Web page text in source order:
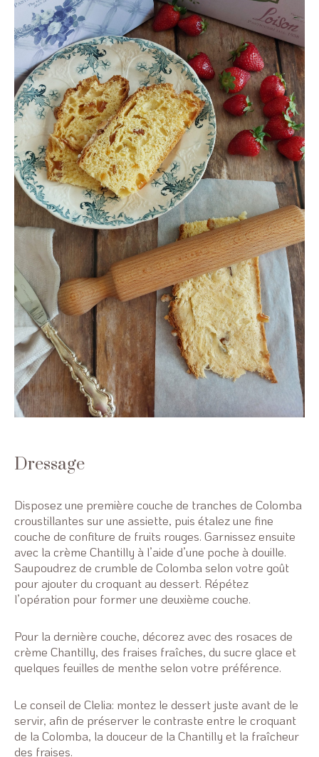
Dressage
Disposez une première couche de tranches de Colomba
croustillantes sur une assiette, puis étalez une fine
couche de confiture de fruits rouges. Garnissez ensuite
avec la crème Chantilly à l’aide d’une poche à douille.
Saupoudrez de crumble de Colomba selon votre goût
pour ajouter du croquant au dessert. Répétez
l’opération pour former une deuxième couche.
Pour la dernière couche, décorez avec des rosaces de
crème Chantilly, des fraises fraîches, du sucre glace et
quelques feuilles de menthe selon votre préférence.
Le conseil de Clelia: montez le dessert juste avant de le
servir, afin de préserver le contraste entre le croquant
de la Colomba, la douceur de la Chantilly et la fraîcheur
des fraises.